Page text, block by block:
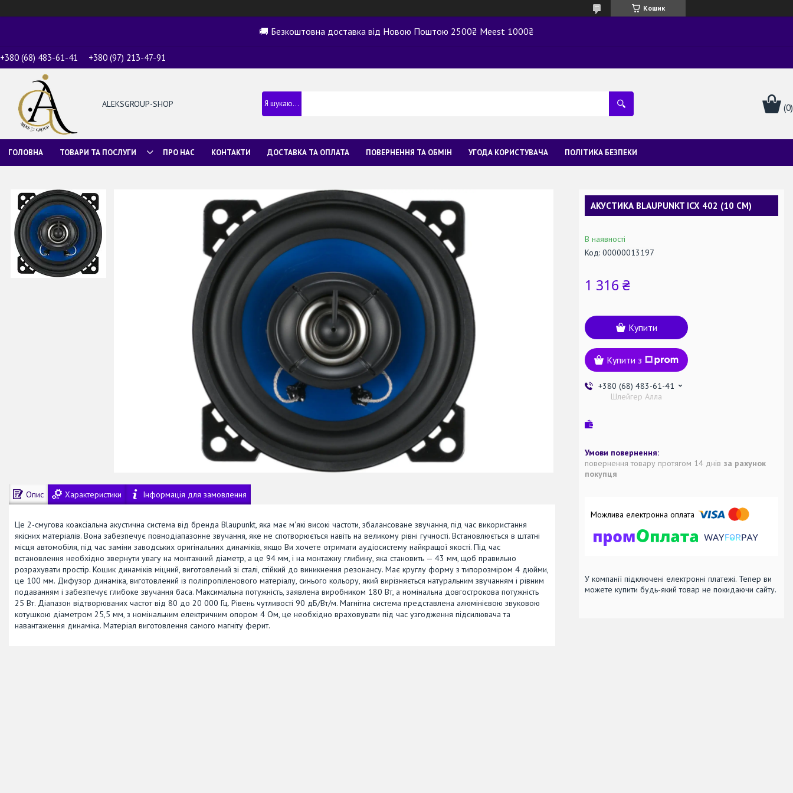
Кошик
🚚 Безкоштовна доставка від Новою Поштою 2500₴ Meest 1000₴
+380 (68) 483-61-41 +380 (97) 213-47-91
ALEKSGROUP-SHOP
ГОЛОВНА ТОВАРИ ТА ПОСЛУГИ ПРО НАС КОНТАКТИ ДОСТАВКА ТА ОПЛАТА ПОВЕРНЕННЯ ТА ОБМІН УГОДА КОРИСТУВАЧА ПОЛІТИКА БЕЗПЕКИ
Опис Характеристики Інформація для замовлення
Це 2-смугова коаксіальна акустична система від бренда Blaupunkt, яка має м'які високі частоти, збалансоване звучання, під час використання
якісних матеріалів. Вона забезпечує повнодіапазонне звучання, яке не спотворюється навіть на великому рівні гучності. Встановлюється в штатні
місця автомобіля, під час заміни заводських оригінальних динаміків, якщо Ви хочете отримати аудіосистему найкращої якості. Під час
встановлення необхідно звернути увагу на монтажний діаметр, а це 94 мм, і на монтажну глибину, яка становить — 43 мм, щоб правильно
розрахувати простір. Кошик динаміків міцний, виготовлений зі сталі, стійкий до виникнення резонансу. Має круглу форму з типорозміром 4 дюйми,
це 100 мм. Дифузор динаміка, виготовлений із поліпропіленового матеріалу, синього кольору, який вирізняється натуральним звучанням і рівним
подаванням і забезпечує глибоке звучання баса. Максимальна потужність, заявлена виробником 180 Вт, а номінальна довгострокова потужність
25 Вт. Діапазон відтворюваних частот від 80 до 20 000 Гц. Рівень чутливості 90 дБ/Вт/м. Магнітна система представлена алюмінієвою звуковою
котушкою діаметром 25,5 мм, з номінальним електричним опором 4 Ом, це необхідно враховувати під час узгодження підсилювача та
навантаження динаміка. Матеріал виготовлення самого магніту ферит.
АКУСТИКА BLAUPUNKT ICX 402 (10 СМ)
В наявності
Код: 00000013197
1 316 ₴
Купити
Купити з
+380 (68) 483-61-41
Шлейгер Алла
повернення товару протягом 14 днів за рахунок
покупця
У компанії підключені електронні платежі. Тепер ви
можете купити будь-який товар не покидаючи сайту.